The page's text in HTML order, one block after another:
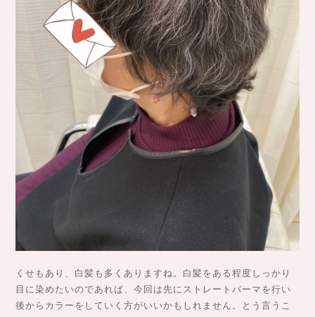
くせもあり、白髪も多くありますね。白髪をある程度しっかり
目に染めたいのであれば、今回は先にストレートパーマを行い
後からカラーをしていく方がいいかもしれません。とう言うこ